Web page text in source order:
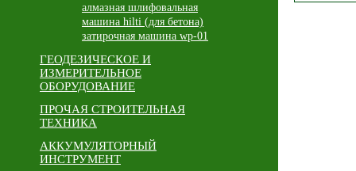
алмазная шлифовальная
машина hilti (для бетона)
затирочная машина wp-01
ГЕОДЕЗИЧЕСКОЕ И
ИЗМЕРИТЕЛЬНОЕ
ОБОРУДОВАНИЕ
ПРОЧАЯ СТРОИТЕЛЬНАЯ
ТЕХНИКА
АККУМУЛЯТОРНЫЙ
ИНСТРУМЕНТ